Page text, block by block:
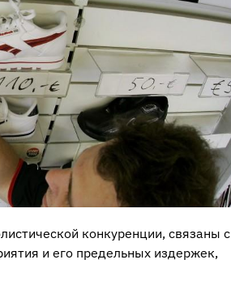
конкуренции, связаны с
и его предельных издержек,